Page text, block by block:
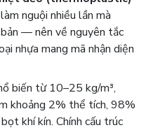
nguội nhiều lần mà
— nên về nguyên tắc
nhựa mang mã nhận diện
biến từ 10–25 kg/m³,
khoảng 2% thể tích, 98%
khí kín. Chính cấu trúc